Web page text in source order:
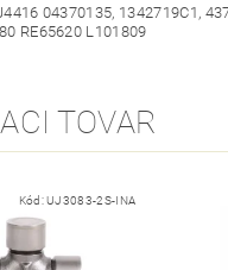
04370135, 1342719C1,
RE65620 L101809
TOVAR
Kód:UJ3083-2S-INA